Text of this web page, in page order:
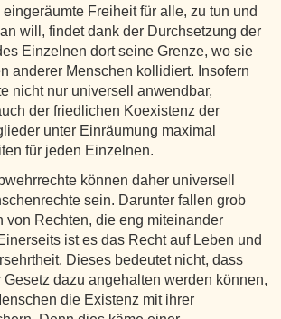
Freiheit für alle, zu tun und
will, findet dank der Durchsetzung der
Einzelnen dort seine Grenze, wo sie
anderer Menschen kollidiert. Insofern
nicht nur universell anwendbar,
der friedlichen Koexistenz der
unter Einräumung maximal
für jeden Einzelnen.
können daher universell
sein. Darunter fallen grob
von Rechten, die eng miteinander
ist es das Recht auf Leben und
Dieses bedeutet nicht, dass
Gesetz dazu angehalten werden können,
die Existenz mit ihrer